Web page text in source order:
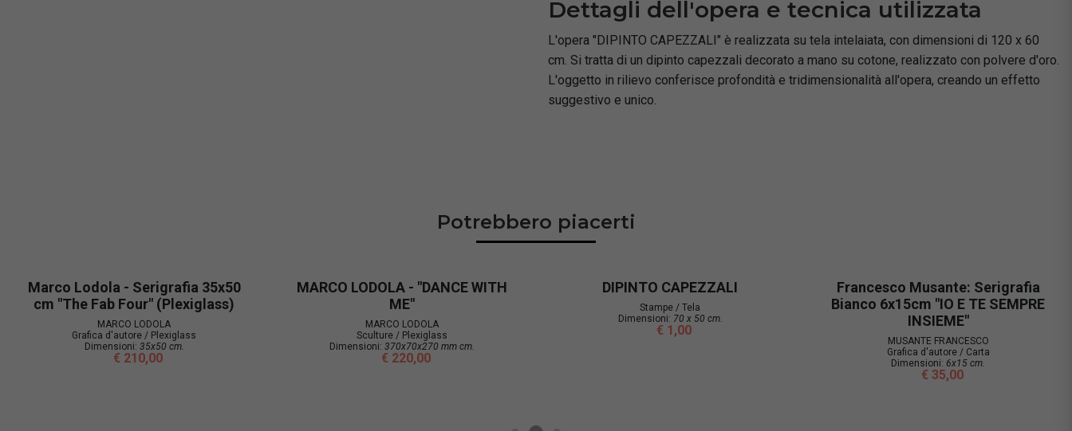
Dettagli dell'opera e tecnica utilizzata
L'opera "DIPINTO CAPEZZALI" è realizzata su tela intelaiata, con dimensioni di 120 x 60
cm. Si tratta di un dipinto capezzali decorato a mano su cotone, realizzato con polvere d'oro.
L'oggetto in rilievo conferisce profondità e tridimensionalità all'opera, creando un effetto
suggestivo e unico.
Potrebbero piacerti
Marco Lodola - Serigrafia 35x50
cm "The Fab Four" (Plexiglass)
MARCO LODOLA
Grafica d'autore / Plexiglass
Dimensioni: 35x50 cm.
€ 210,00
MARCO LODOLA - "DANCE WITH
ME"
MARCO LODOLA
Sculture / Plexiglass
Dimensioni: 370x70x270 mm cm.
€ 220,00
DIPINTO CAPEZZALI
Stampe / Tela
Dimensioni: 70 x 50 cm.
€ 1,00
Francesco Musante: Serigrafia
Bianco 6x15cm "IO E TE SEMPRE
INSIEME"
MUSANTE FRANCESCO
Grafica d'autore / Carta
Dimensioni: 6x15 cm.
€ 35,00